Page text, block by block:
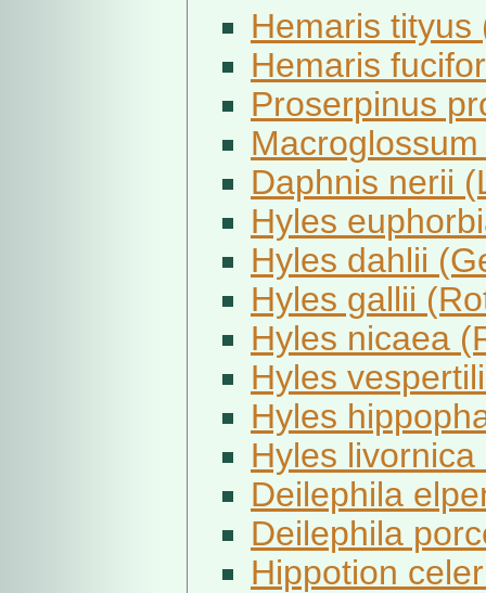
Hemaris tityus
Hemaris
Proserpinus
Daphnis nerii
Hyles
Hyles dahlii
Hyles gallii
Hyles nicaea
Hyles
Hyles
Hyles livornica
Deilephila
Deilephila
Hippotion